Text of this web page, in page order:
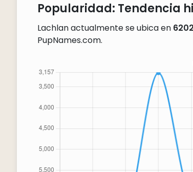
Popularidad: Tendencia
Lachlan actualmente se ubica en
PupNames.com.